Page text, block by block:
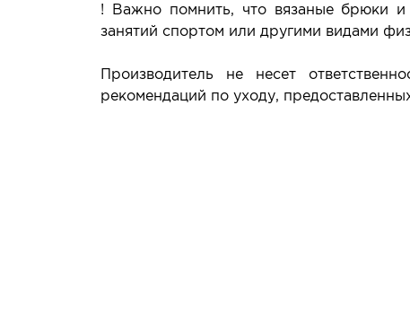
! Важно помнить, что вязаные брюки и
занятий спортом или другими видами
Производитель не несет
рекомендаций по уходу,